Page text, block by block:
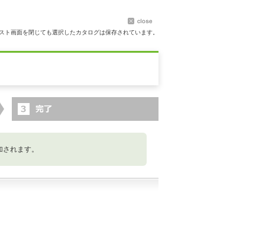
ト画面を閉じても選択したカタログは保存されています。
れます。